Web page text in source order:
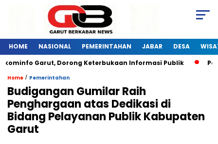
HOME NASIONAL PEMERINTAHAN JABAR DESA
Garut, Dorong Keterbukaan Informasi Publik
Home / Pemerintahan
Budigangan Gumilar Raih
Penghargaan atas Dedikasi di
Bidang Pelayanan Publik Kabupaten
Garut